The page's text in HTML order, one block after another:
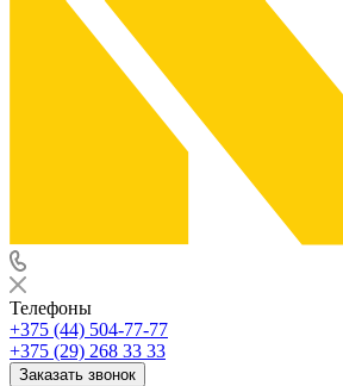
Телефоны
+375 (44) 504-77-77
+375 (29) 268 33 33
Заказать звонок